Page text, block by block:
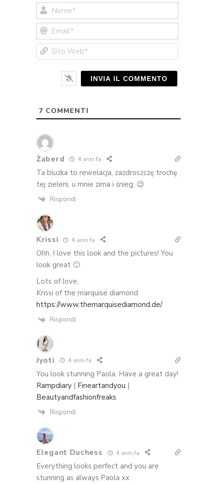
Web*
7 COMMENTI
Żaberd 4 anni fa
Ta bluzka to rewelacja, zazdroszczę trochę
tej zieleni, u mnie zima i śnieg. 😉
Rispondi
Krissi 4 anni fa
Ohh, I love this look and the pictures! You
look great 🙂
Lots of love,
Krissi of the marquise diamond
https://www.themarquisediamond.de/
Rispondi
Jyoti 4 anni fa
You look stunning Paola. Have a great day!
Rampdiary | Fineartandyou |
Beautyandfashionfreaks
Rispondi
Elegant Duchess 4 anni fa
Everything looks perfect and you are
stunning as always Paola xx